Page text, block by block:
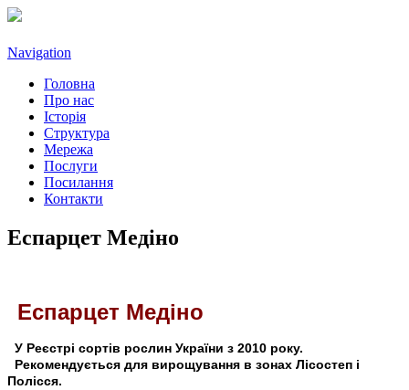
Navigation
Головна
Про нас
Історія
Структура
Мережа
Послуги
Посилання
Контакти
Еспарцет Медіно
Еспарцет Медіно
У Реєстрі сортів рослин України з 2010 року.
Рекомендується для вирощування в зонах Лісостеп і
Полісся.